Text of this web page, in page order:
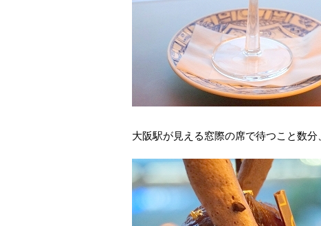
大阪駅が見える窓際の席で待つこと数